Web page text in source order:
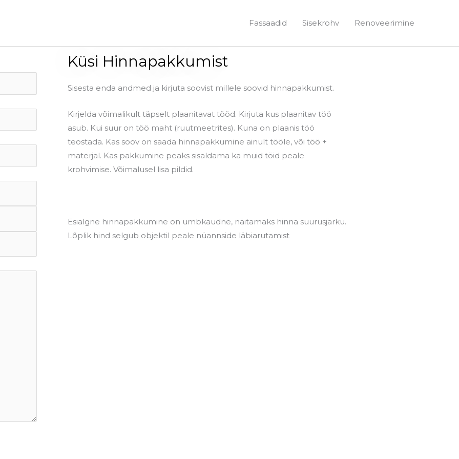
Fassaadid Sisekrohv Renoveerimine
Küsi Hinnapakkumist
Sisesta enda andmed ja kirjuta soovist millele soovid hinnapakkumist.
Kirjelda võimalikult täpselt plaanitavat tööd. Kirjuta kus plaanitav töö
asub. Kui suur on töö maht (ruutmeetrites). Kuna on plaanis töö
teostada. Kas soov on saada hinnapakkumine ainult tööle, või töö +
materjal. Kas pakkumine peaks sisaldama ka muid töid peale
krohvimise. Võimalusel lisa pildid.
Esialgne hinnapakkumine on umbkaudne, näitamaks hinna suurusjärku.
Lõplik hind selgub objektil peale nüannside läbiarutamist